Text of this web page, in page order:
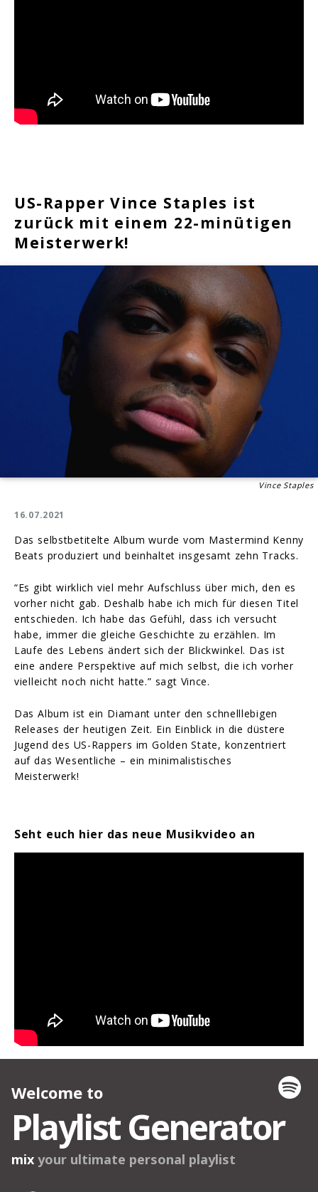
US-Rapper Vince Staples ist
zurück mit einem 22-minütigen
Meisterwerk!
Vince Staples
16.07.2021
Das selbstbetitelte Album wurde vom Mastermind Kenny
Beats produziert und beinhaltet insgesamt zehn Tracks.
“Es gibt wirklich viel mehr Aufschluss über mich, den es
vorher nicht gab. Deshalb habe ich mich für diesen Titel
entschieden. Ich habe das Gefühl, dass ich versucht
habe, immer die gleiche Geschichte zu erzählen. Im
Laufe des Lebens ändert sich der Blickwinkel. Das ist
eine andere Perspektive auf mich selbst, die ich vorher
vielleicht noch nicht hatte.” sagt Vince.
Das Album ist ein Diamant unter den schnelllebigen
Releases der heutigen Zeit. Ein Einblick in die düstere
Jugend des US-Rappers im Golden State, konzentriert
auf das Wesentliche – ein minimalistisches
Meisterwerk!
Seht euch hier das neue Musikvideo an